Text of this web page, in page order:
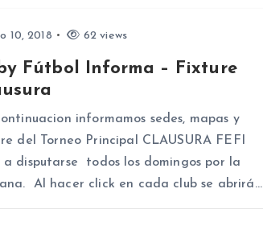
10, 2018 62 views
Fútbol Informa – Fixture
informamos sedes, mapas y
del Torneo Principal CLAUSURA FEFI
a disputarse todos los domingos por la
Al hacer click en cada club se abrirá…